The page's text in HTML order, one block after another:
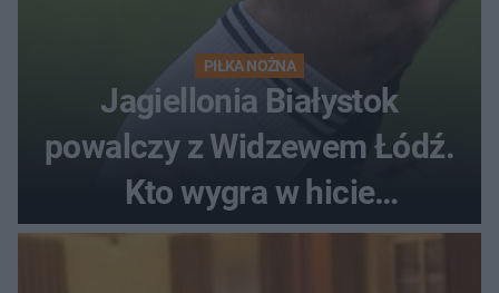
PIŁKA NOŻNA
Jagiellonia Białystok
powalczy z Widzewem Łódź.
Kto wygra w hicie
Ekstraklasy?